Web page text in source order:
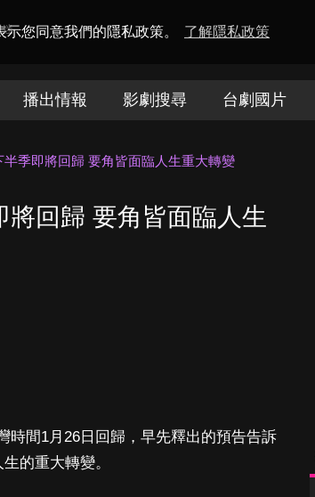
您同意我們的隱私政策。 了解隱私政策
迷
播出情報 影劇搜尋 台劇國片
半季即將回歸 要角皆面臨人生重大轉變
將回歸 要角皆面臨人生
時間1月26日回歸，早先釋出的預告告訴
的重大轉變。